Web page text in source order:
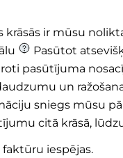
krāsās ir mūsu
Pasūtot
pasūtījuma
un
sniegs mūsu
citā krāsā,
faktūru iespējas.